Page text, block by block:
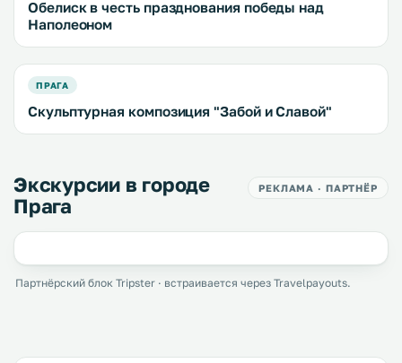
Обелиск в честь празднования победы над
Наполеоном
ПРАГА
Скульптурная композиция "Забой и Славой"
Экскурсии в городе
Прага
РЕКЛАМА · ПАРТНЁР
Партнёрский блок Tripster · встраивается через Travelpayouts.